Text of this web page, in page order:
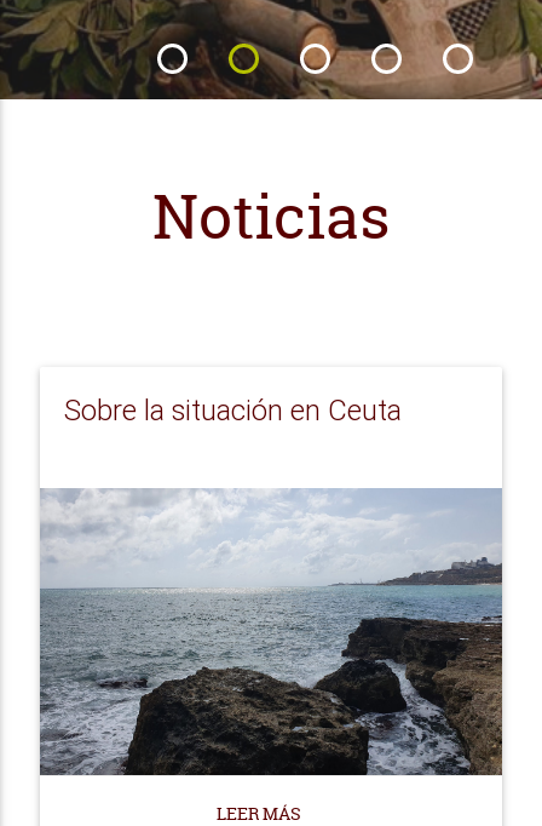
Noticias
Sobre la situación en Ceuta
LEER MÁS